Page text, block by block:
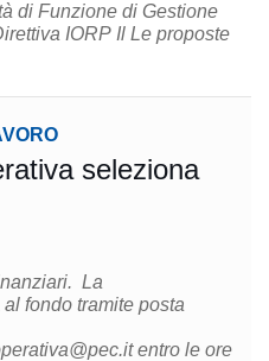
di Funzione di Gestione
Il Le proposte
seleziona
La
fondo tramite posta
entro le ore